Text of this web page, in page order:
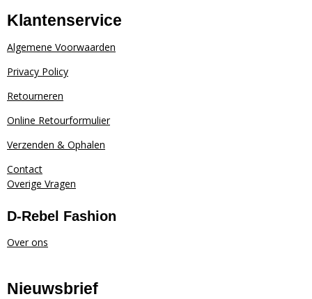
Klantenservice
Algemene Voorwaarden
Privacy Policy
Retourneren
Online Retourformulier
Verzenden & Ophalen
Contact
Overige Vragen
D-Rebel Fashion
Over ons
Nieuwsbrief